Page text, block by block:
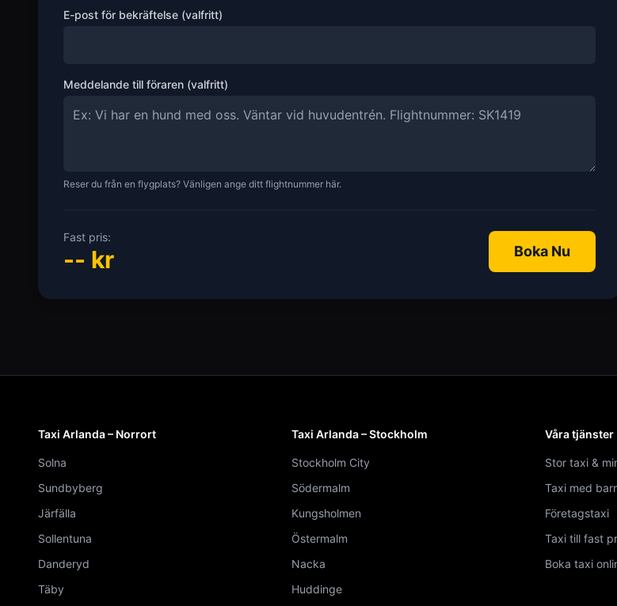
E-post för bekräftelse (valfritt)
Meddelande till föraren (valfritt)
Reser du från en flygplats? Vänligen ange ditt flightnummer här.
Fast pris:
-- kr Boka Nu
Taxi Arlanda – Norrort
Solna
Sundbyberg
Järfälla
Sollentuna
Danderyd
Täby
Taxi Arlanda – Stockholm
Stockholm City
Södermalm
Kungsholmen
Östermalm
Nacka
Huddinge
Våra tjänster
Stor taxi &
Taxi med
Företagstaxi
Taxi till fast
Boka taxi